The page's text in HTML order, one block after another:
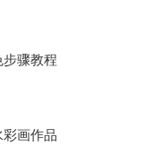
骤教程
画作品